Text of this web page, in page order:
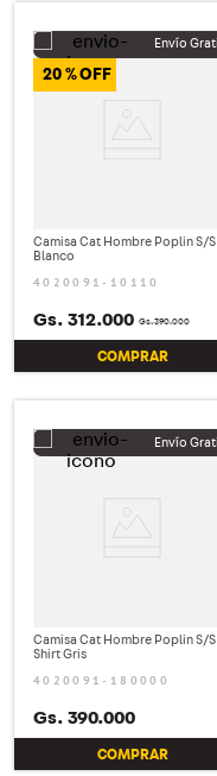
20 %
Camisa Cat Hombre Poplin S/S
Blanco
4020091-10110
Gs.390.000
Gs. 312.000
COMPRAR
Camisa Cat Hombre Poplin S/S
Shirt Gris
4020091-180000
Gs. 390.000
COMPRAR